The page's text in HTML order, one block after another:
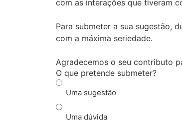
com as interações que tiveram
Para submeter a sua sugestão,
com a máxima seriedade.
Agradecemos o seu contributo
O que pretende submeter?
Uma sugestão
Uma dúvida